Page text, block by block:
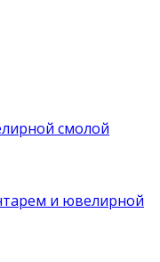
смолой
и ювелирной